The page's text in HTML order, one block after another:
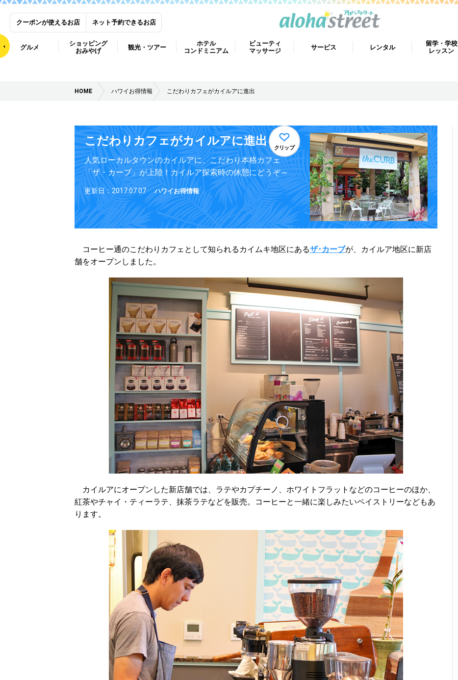
クーポンが使えるお店 ネット予約できるお店
グルメ
ショッピング
おみやげ
観光・ツアー
ホテル
コンドミニアム
ビューティ
マッサージ
サービス レンタル
留学・学校
レッスン
HOME ハワイお得情報 こだわりカフェがカイルアに進出
こだわりカフェがカイルアに進出 クリップ
人気ローカルタウンのカイルアに、こだわり本格カフェ
「ザ・カーブ」が上陸！カイルア探索時の休憩にどうぞ～
更新日：2017.07.07 ハワイお得情報
コーヒー通のこだわりカフェとして知られるカイムキ地区にあるザ･カーブが、カイルア地区に新店
舗をオープンしました。
カイルアにオープンした新店舗では、ラテやカプチーノ、ホワイトフラットなどのコーヒーのほか、
紅茶やチャイ・ティーラテ、抹茶ラテなどを販売。コーヒーと一緒に楽しみたいペイストリーなどもあ
ります。